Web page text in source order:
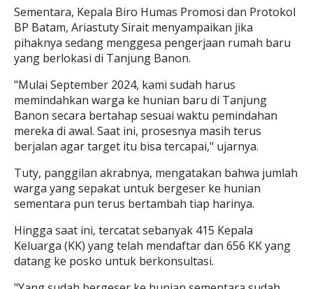
Sementara, Kepala Biro Humas Promosi dan Protokol
BP Batam, Ariastuty Sirait menyampaikan jika
pihaknya sedang menggesa pengerjaan rumah baru
yang berlokasi di Tanjung Banon.
"Mulai September 2024, kami sudah harus
memindahkan warga ke hunian baru di Tanjung
Banon secara bertahap sesuai waktu pemindahan
mereka di awal. Saat ini, prosesnya masih terus
berjalan agar target itu bisa tercapai," ujarnya.
Tuty, panggilan akrabnya, mengatakan bahwa jumlah
warga yang sepakat untuk bergeser ke hunian
sementara pun terus bertambah tiap harinya.
Hingga saat ini, tercatat sebanyak 415 Kepala
Keluarga (KK) yang telah mendaftar dan 656 KK yang
datang ke posko untuk berkonsultasi.